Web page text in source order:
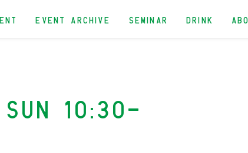
EVENT ARCHIVE SEMINAR DRINK
10:30-